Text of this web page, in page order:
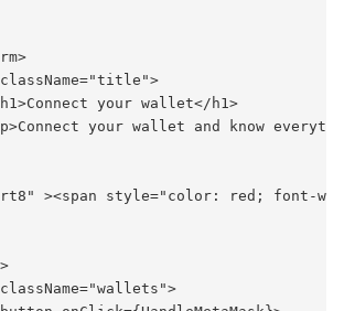
your wallet</h1>
your wallet and know
><span style="color: red; font-